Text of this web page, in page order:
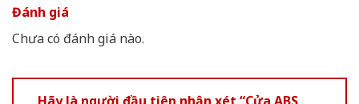
Đánh giá
Chưa có đánh giá nào.